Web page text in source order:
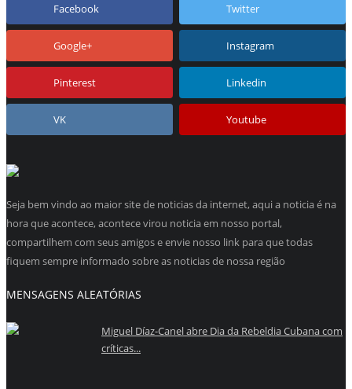
Facebook Twitter
Google+ Instagram
Pinterest Linkedin
VK Youtube
Seja bem vindo ao maior site de noticias da internet, aqui a noticia é na
hora que acontece, acontece virou noticia em nosso portal,
compartilhem com seus amigos e envie nosso link para que todas
fiquem sempre informado sobre as noticias de nossa região
MENSAGENS ALEATÓRIAS
Miguel Díaz-Canel abre Dia da Rebeldia Cubana com
críticas...